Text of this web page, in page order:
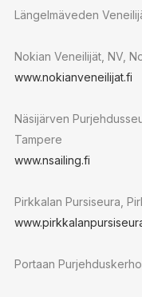
Längelmäveden
Nokian Veneilijät, NV,
www.nokianveneilijat.fi
Näsijärven
Tampere
www.nsailing.fi
Pirkkalan Pursiseura,
Portaan